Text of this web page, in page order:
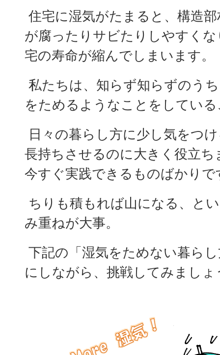
住宅に湿気がたまると、構造
が腐ったりサビたりしやすく
宅の寿命が縮んでしまいます。
私たちは、知らず知らずのう
をためるようなことをしてい
日々の暮らし方に少し気をつ
長持ちさせるのに大きく役立ち
今すぐ実践できるものばかりで
ちりも積もれば山になる、と
み重ねが大事。
下記の「湿気をためない暮ら
にしながら、挑戦してみましょ